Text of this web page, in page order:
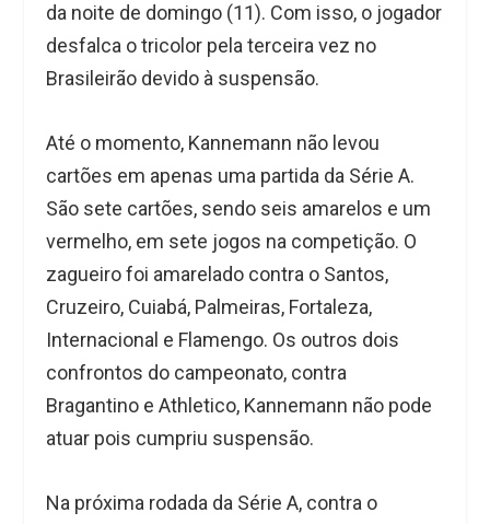
da noite de domingo (11). Com isso, o jogador
desfalca o tricolor pela terceira vez no
Brasileirão devido à suspensão.
Até o momento, Kannemann não levou
cartões em apenas uma partida da Série A.
São sete cartões, sendo seis amarelos e um
vermelho, em sete jogos na competição. O
zagueiro foi amarelado contra o Santos,
Cruzeiro, Cuiabá, Palmeiras, Fortaleza,
Internacional e Flamengo. Os outros dois
confrontos do campeonato, contra
Bragantino e Athletico, Kannemann não pode
atuar pois cumpriu suspensão.
Na próxima rodada da Série A, contra o